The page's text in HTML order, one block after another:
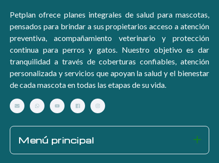
Petplan ofrece planes integrales de salud para mascotas,
pensados para brindar a sus propietarios acceso a atención
preventiva, acompañamiento veterinario y protección
continua para perros y gatos. Nuestro objetivo es dar
tranquilidad a través de coberturas confiables, atención
personalizada y servicios que apoyan la salud y el bienestar
de cada mascota en todas las etapas de su vida.
Menú principal